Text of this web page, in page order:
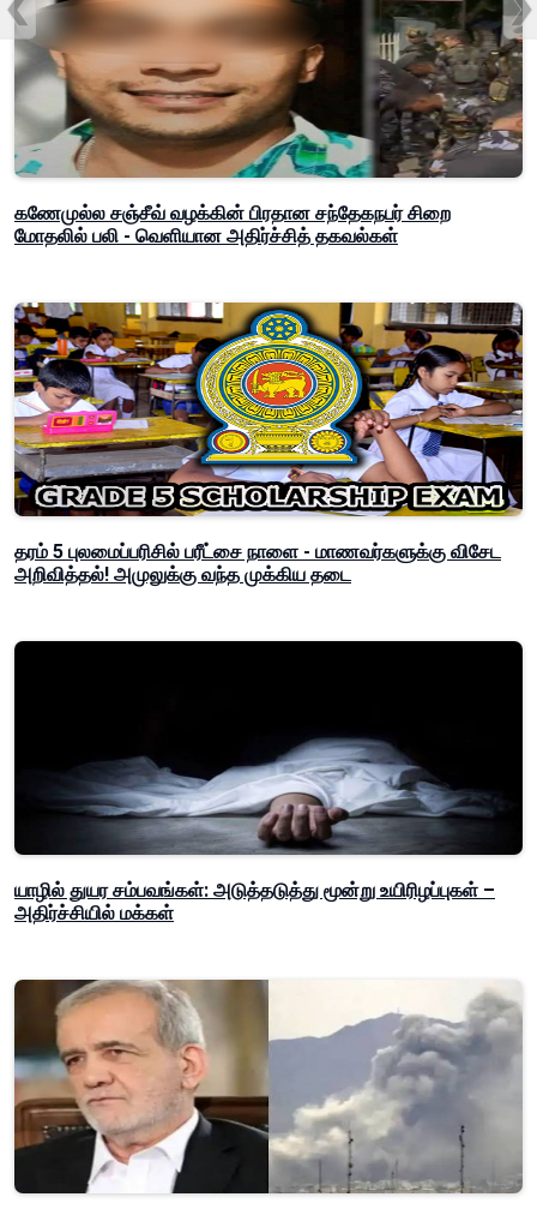
கணேமுல்ல சஞ்சீவ் வழக்கின் பிரதான சந்தேகநபர் சிறை
மோதலில் பலி - வெளியான அதிர்ச்சித் தகவல்கள்
தரம் 5 புலமைப்பரிசில் பரீட்சை நாளை - மாணவர்களுக்கு விசேட
அறிவித்தல்! அமுலுக்கு வந்த முக்கிய தடை
யாழில் துயர சம்பவங்கள்: அடுத்தடுத்து மூன்று உயிரிழப்புகள் –
அதிர்ச்சியில் மக்கள்